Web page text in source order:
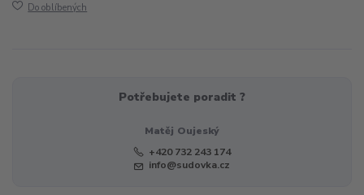
Do oblíbených
Potřebujete poradit ?
Matěj Oujeský
+420 732 243 174
info@sudovka.cz